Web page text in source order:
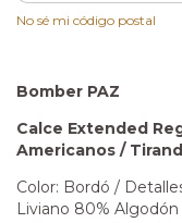
No sé mi código postal
Bomber PAZ
Calce Extended
Americanos /
Color: Bordó /
Liviano 80%